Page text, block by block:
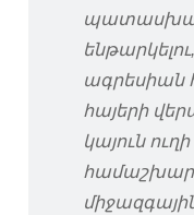
ագրեսիան
հայերի
կայուն